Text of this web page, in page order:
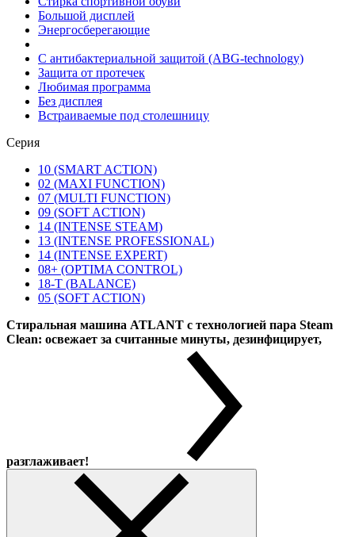
Большой дисплей
Энергосберегающие
С антибактериальной защитой (ABG-technology)
Защита от протечек
Любимая программа
Без дисплея
Встраиваемые под столешницу
Серия
10 (SMART ACTION)
02 (MAXI FUNCTION)
07 (MULTI FUNCTION)
09 (SOFT ACTION)
14 (INTENSE STEAM)
13 (INTENSE PROFESSIONAL)
14 (INTENSE EXPERT)
08+ (OPTIMA CONTROL)
18-T (BALANCE)
05 (SOFT ACTION)
Стиральная машина ATLANT с технологией пара Steam
Clean: освежает за считанные минуты, дезинфицирует,
разглаживает!